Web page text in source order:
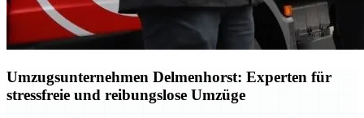
Umzugsunternehmen Delmenhorst: Experten für
stressfreie und reibungslose Umzüge